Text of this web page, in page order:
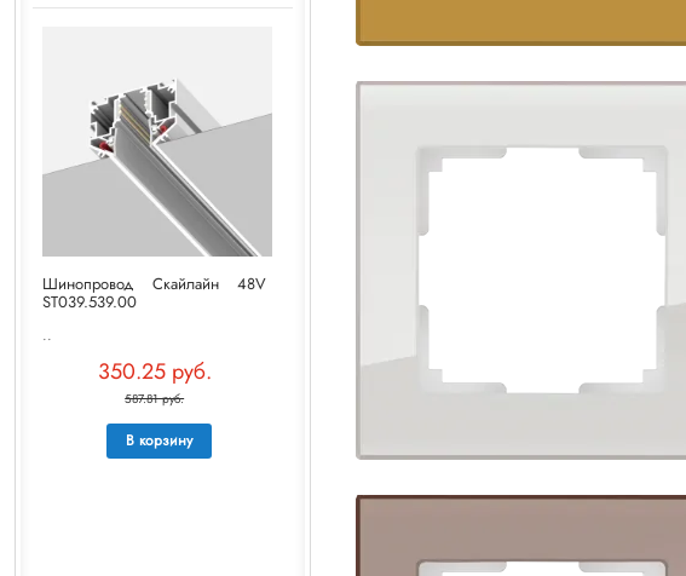
Шинопровод Скайлайн 48V
ST039.539.00
..
350.25 руб.
587.81 руб.
В корзину